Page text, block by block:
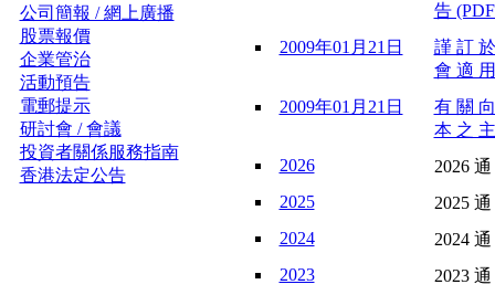
公司簡報 / 網上廣播
股票報價
企業管治
活動預告
電郵提示
研討會 / 會議
投資者關係服務指南
香港法定公告
告
2009年01月21日
謹 訂
會 適
2009年01月21日
有 關
本 之
2026
2026
2025
2025
2024
2024
2023
2023